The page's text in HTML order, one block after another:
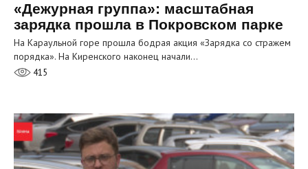
«Дежурная группа»: масштабная
зарядка прошла в Покровском парке
На Караульной горе прошла бодрая акция «Зарядка со стражем
порядка». На Киренского наконец начали…
415